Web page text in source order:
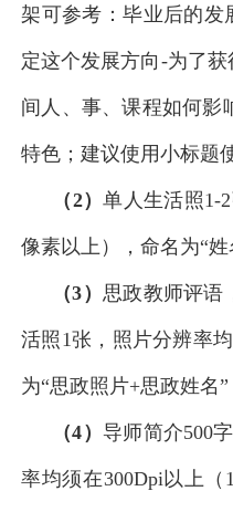
架可参考：毕业后的发
定这个发展方向-为了
间人、事、课程如何影
特色；建议使用小标题
（2）单人生活照1-
像素以上），命名为“姓
（3） 思政教师评语
活照1张，照片分辨率
为“思政照片+思政姓名”
（4） 导师简介500
率均须在300Dpi以上